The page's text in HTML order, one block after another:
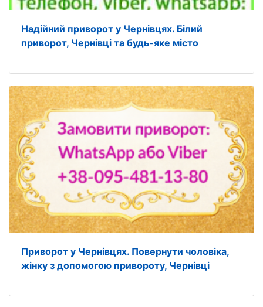
Надійний приворот у Чернівцях. Білий
приворот, Чернівці та будь-яке місто
Приворот у Чернівцях. Повернути чоловіка,
жінку з допомогою привороту, Чернівці